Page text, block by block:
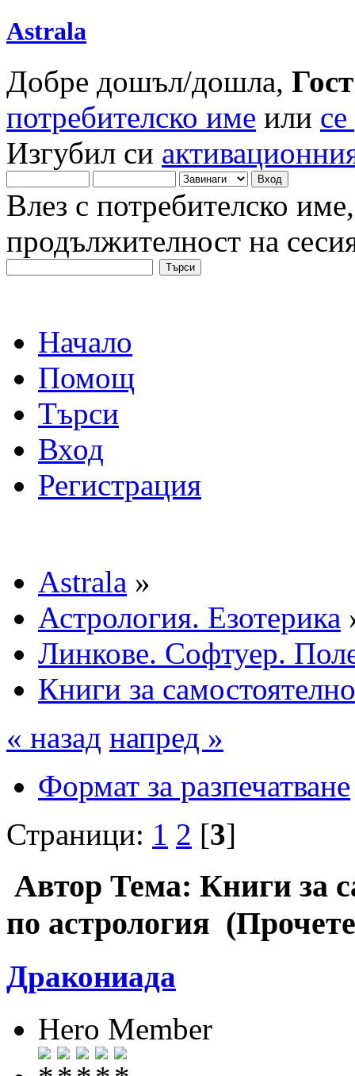
Astrala
Добре дошъл/дошла, Гост
потребителско име или
Изгубил си
Влез с потребителско
продължителност на
Начало
Помощ
Търси
Вход
Регистрация
Astrala »
Астрология. Езотерика
Линкове. Софтуер.
Книги за
« назад напред »
Формат за разпечатване
Страници: 1 2 [3]
Автор Тема: Книги за
по астрология
Дракониада
Hero Member